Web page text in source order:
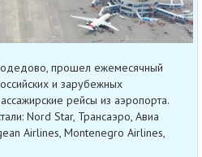
прошел ежемесячный
и зарубежных
рейсы из аэропорта.
Nord Star, Трансаэро, Авиа
Airlines, Montenegro Airlines,